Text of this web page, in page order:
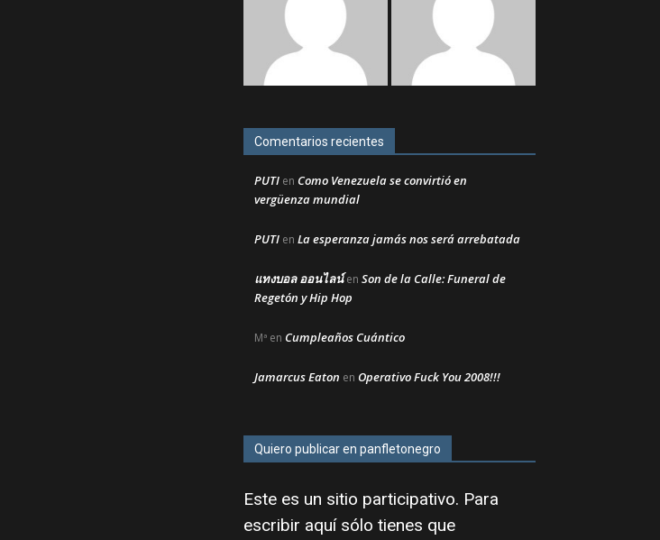
Comentarios recientes
PUTI en Como Venezuela se convirtió en
vergüenza mundial
PUTI en La esperanza jamás nos será arrebatada
แทงบอล ออนไลน์en Son de la Calle: Funeral de
Regetón y Hip Hop
Mª en Cumpleaños Cuántico
Jamarcus Eaton en Operativo Fuck You 2008!!!
Quiero publicar en panfletonegro
Este es un sitio participativo. Para
escribir aquí sólo tienes que